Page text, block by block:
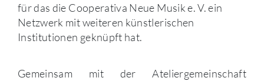
für das die Cooperativa Neue Musik e. V. ein
Netzwerk mit weiteren künstlerischen
Institutionen geknüpft hat.
Gemeinsam mit der Ateliergemeinschaft